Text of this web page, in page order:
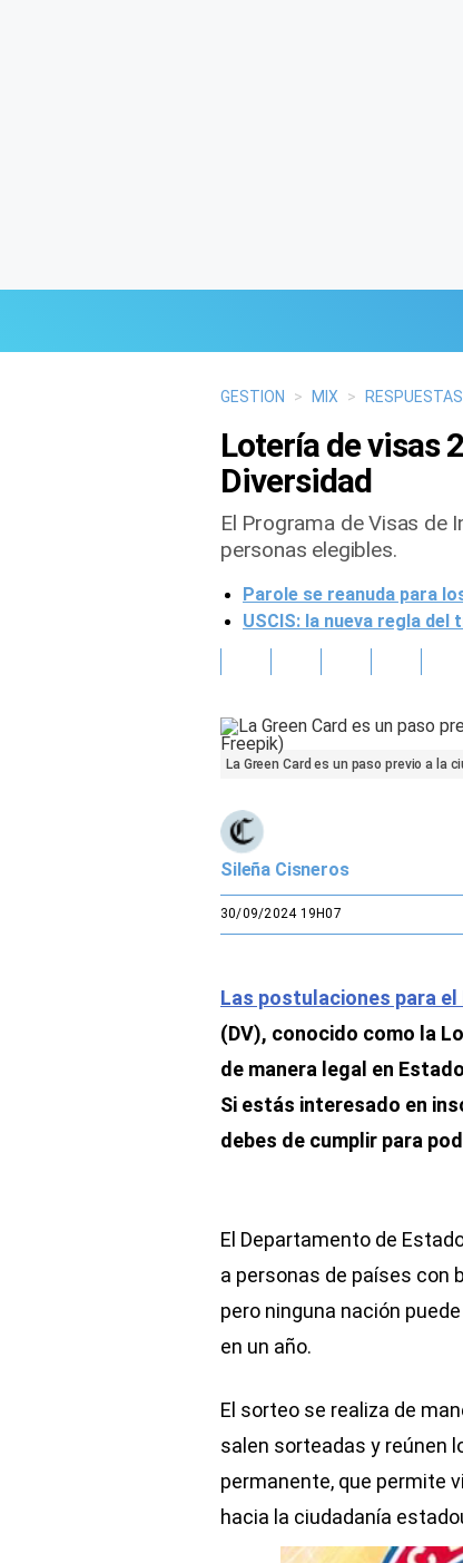
GESTION > MIX > RESPUESTAS
Lotería de visas
Diversidad
El Programa de Visas de
personas elegibles.
Parole se reanuda para
USCIS: la nueva regla
La Green Card es un paso previo a la
Sileña Cisneros
30/09/2024 19H07
Las postulaciones para el
(DV), conocido como la
de manera legal en
Si estás interesado en
debes de cumplir para
El Departamento de
a personas de países con
pero ninguna nación
en un año.
El sorteo se realiza de
salen sorteadas y reúnen
permanente, que permite
hacia la ciudadanía